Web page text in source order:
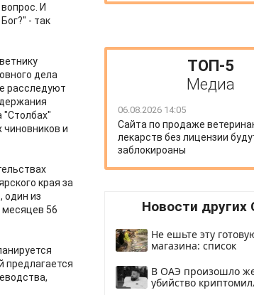
И
- так
дела
расследуют
"Столбах"
чиновников и
края за
один из
месяцев 56
предлагается
ТОП-5
Медиа
06.08.2026 14:05
Сайта по продаже
лекарств без лицензии
заблокироаны
Новости
Не ешьте эту
магазина: список
В ОАЭ произошло
убийство